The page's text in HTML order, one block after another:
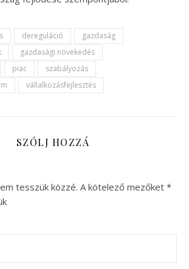
dereguláció
gazdaság
gazdasági növekedés
piac
szabályozás
vállalkozásfejlesztés
SZÓLJ HOZZÁ
tesszük közzé. A kötelező mezőket *